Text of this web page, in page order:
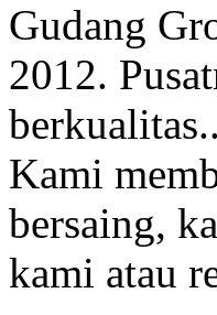
Gudang
2012.
berkualitas..
Kami
bersaing,
kami atau